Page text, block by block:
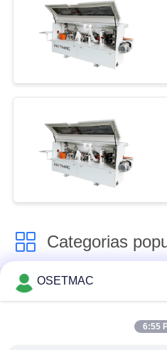
PRIVACY
POLICY
Categorias
Serra para Mesa
Deslizante para
OSETMAC
6:55